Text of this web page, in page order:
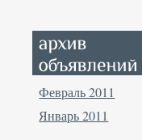
Февраль 2011
Январь 2011